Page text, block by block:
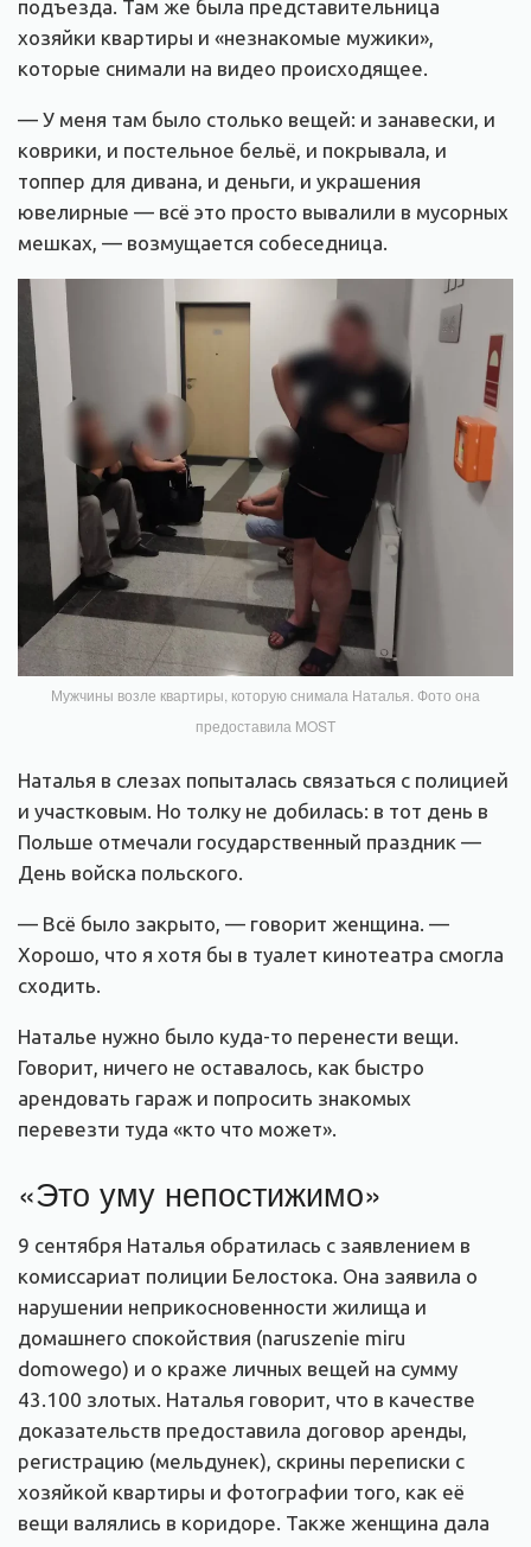
подъезда. Там же была представительница
хозяйки квартиры и «незнакомые мужики»,
которые снимали на видео происходящее.
— У меня там было столько вещей: и занавески, и
коврики, и постельное бельё, и покрывала, и
топпер для дивана, и деньги, и украшения
ювелирные — всё это просто вывалили в мусорных
мешках, — возмущается собеседница.
Мужчины возле квартиры, которую снимала Наталья. Фото она
предоставила MOST
Наталья в слезах попыталась связаться с полицией
и участковым. Но толку не добилась: в тот день в
Польше отмечали государственный праздник —
День войска польского.
— Всё было закрыто, — говорит женщина. —
Хорошо, что я хотя бы в туалет кинотеатра смогла
сходить.
Наталье нужно было куда-то перенести вещи.
Говорит, ничего не оставалось, как быстро
арендовать гараж и попросить знакомых
перевезти туда «кто что может».
«Это уму непостижимо»
9 сентября Наталья обратилась с заявлением в
комиссариат полиции Белостока. Она заявила о
нарушении неприкосновенности жилища и
домашнего спокойствия (naruszenie miru
domowego) и о краже личных вещей на сумму
43.100 злотых. Наталья говорит, что в качестве
доказательств предоставила договор аренды,
регистрацию (мельдунек), скрины переписки с
хозяйкой квартиры и фотографии того, как её
вещи валялись в коридоре. Также женщина дала